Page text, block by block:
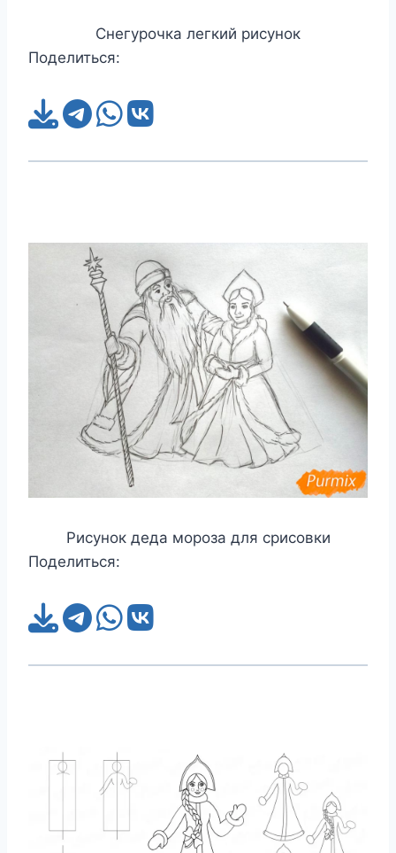
Снегурочка легкий рисунок
Поделиться:
Рисунок деда мороза для срисовки
Поделиться: